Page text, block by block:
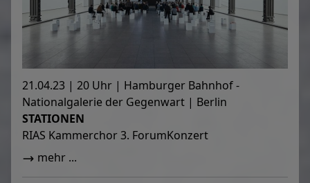
21.04.23 | 20 Uhr | Hamburger Bahnhof -
Nationalgalerie der Gegenwart | Berlin
STATIONEN
RIAS Kammerchor 3. ForumKonzert
mehr ...